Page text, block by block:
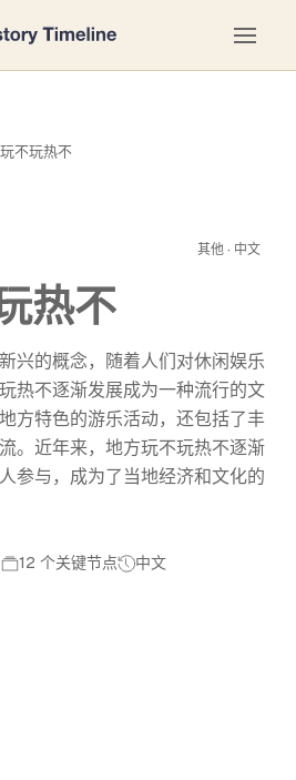
不玩热不
其他 · 中文
热不
兴的概念，随着人们对休闲娱乐
热不逐渐发展成为一种流行的文
方特色的游乐活动，还包括了丰
。近年来，地方玩不玩热不逐渐
参与，成为了当地经济和文化的
12 个关键节点 中文